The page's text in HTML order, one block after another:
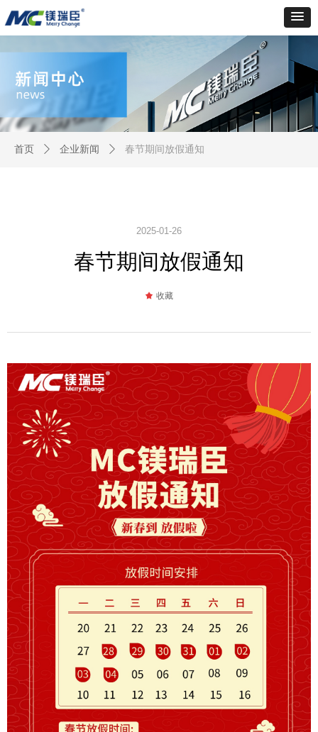
春节期间放假通知
2025-01-26
首页 ꄲ 企业新闻 ꄲ 春节期间放假通知
끄 收藏